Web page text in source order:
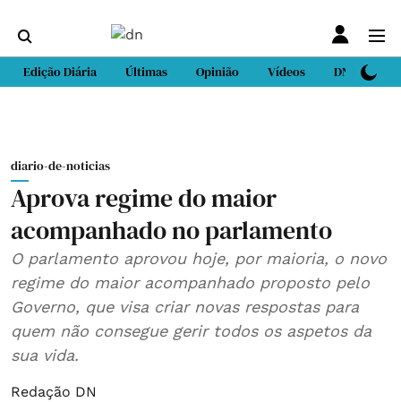
Edição Diária Últimas Opinião Vídeos DN Sport
diario-de-noticias
Aprova regime do maior
acompanhado no parlamento
O parlamento aprovou hoje, por maioria, o novo
regime do maior acompanhado proposto pelo
Governo, que visa criar novas respostas para
quem não consegue gerir todos os aspetos da
sua vida.
Redação DN